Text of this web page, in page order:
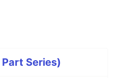
Series)